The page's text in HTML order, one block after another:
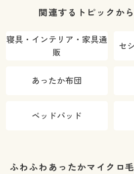
関連するトピックか
寝具・インテリア・家具通
販
セ
あったか布団
ベッドパッド
ふわふわあったかマイクロ